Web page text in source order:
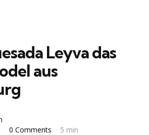
Leyva das
aus
0 Comments 5 min